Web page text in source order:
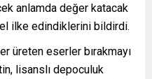
anlamda değer katacak
ilke edindiklerini bildirdi.
üreten eserler bırakmayı
lisanslı depoculuk